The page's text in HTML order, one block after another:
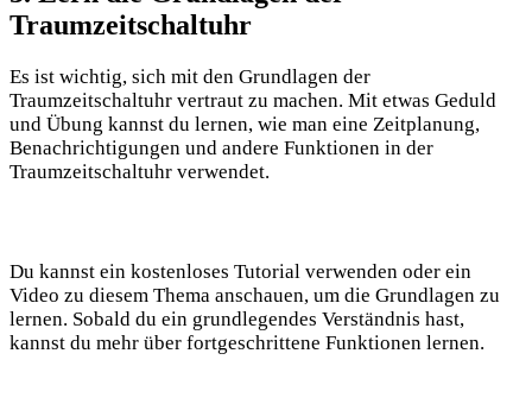
Traumzeitschaltuhr
Es ist wichtig, sich mit den Grundlagen der
Traumzeitschaltuhr vertraut zu machen. Mit etwas Geduld
und Übung kannst du lernen, wie man eine Zeitplanung,
Benachrichtigungen und andere Funktionen in der
Traumzeitschaltuhr verwendet.
Du kannst ein kostenloses Tutorial verwenden oder ein
Video zu diesem Thema anschauen, um die Grundlagen zu
lernen. Sobald du ein grundlegendes Verständnis hast,
kannst du mehr über fortgeschrittene Funktionen lernen.